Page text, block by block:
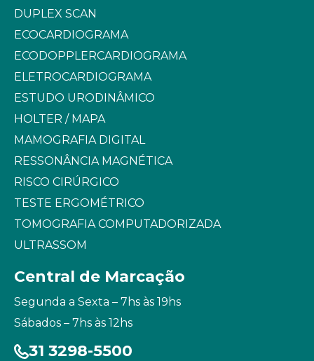
DUPLEX SCAN
ECOCARDIOGRAMA
ECODOPPLERCARDIOGRAMA
ELETROCARDIOGRAMA
ESTUDO URODINÂMICO
HOLTER / MAPA
MAMOGRAFIA DIGITAL
RESSONÂNCIA MAGNÉTICA
RISCO CIRÚRGICO
TESTE ERGOMÉTRICO
TOMOGRAFIA COMPUTADORIZADA
ULTRASSOM
Central de Marcação
Segunda a Sexta – 7hs às 19hs
Sábados – 7hs às 12hs
31 3298-5500